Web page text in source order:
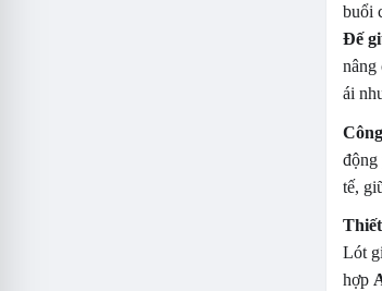
buổi
Đế
nâng
ái
động
tế,
Lót
hợp